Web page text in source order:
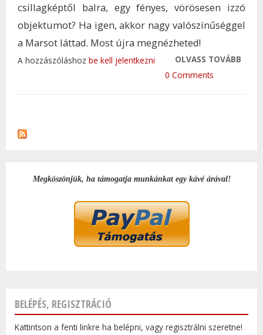
csillagképtől balra, egy fényes, vörösesen izzó
objektumot? Ha igen, akkor nagy valószínűséggel
a Marsot láttad. Most újra megnézheted!
OLVASS TOVÁBB
A hozzászóláshoz be kell jelentkezni
0 Comments
Megköszönjük, ha támogatja munkánkat egy kávé árával!
BELÉPÉS, REGISZTRÁCIÓ
Kattintson a fenti linkre ha belépni, vagy regisztrálni szeretne!